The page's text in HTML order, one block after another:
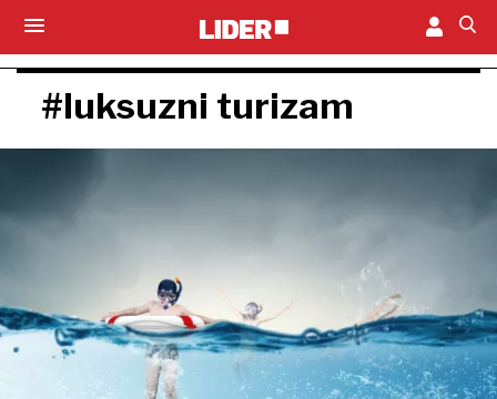
#luksuzni turizam